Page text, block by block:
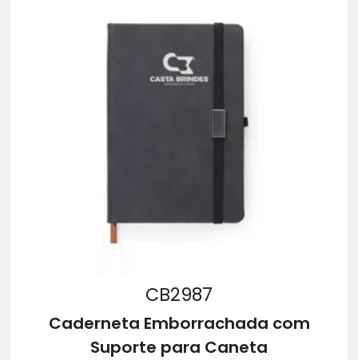
CB2987
Caderneta Emborrachada com
Suporte para Caneta